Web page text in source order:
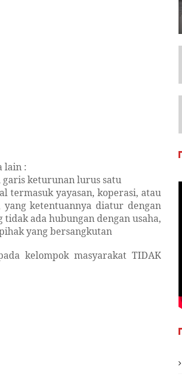
lain :
keturunan lurus satu
termasuk yayasan, koperasi, atau
ketentuannya diatur dengan
ada hubungan dengan usaha,
yang bersangkutan
kelompok masyarakat TIDAK